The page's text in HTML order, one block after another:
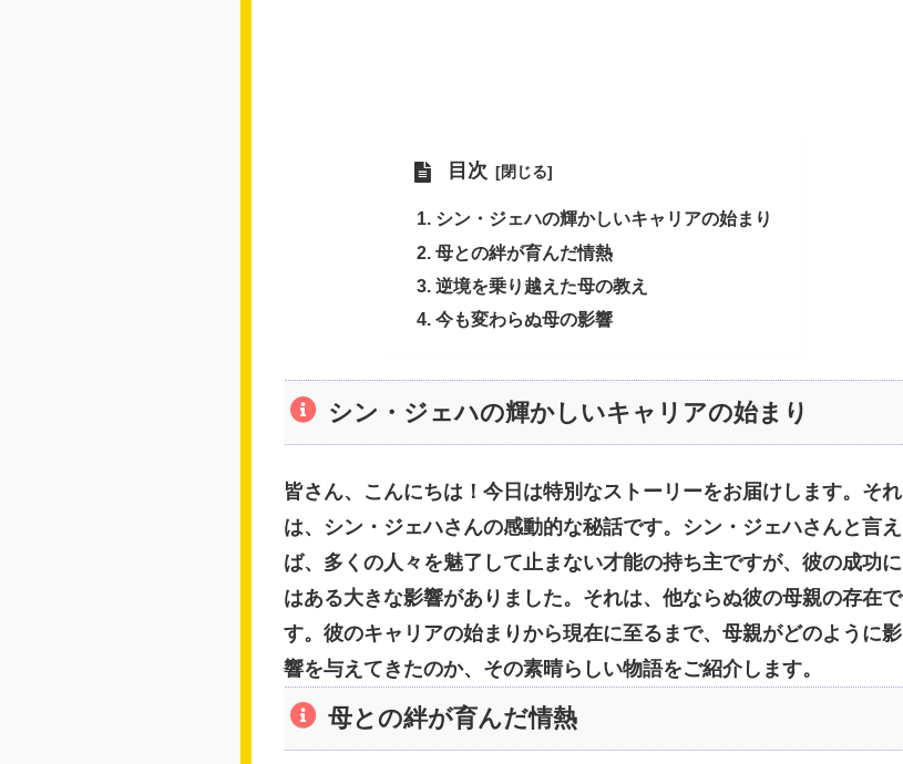
目次
シン・ジェハの輝かしいキャリアの始まり
母との絆が育んだ情熱
逆境を乗り越えた母の教え
今も変わらぬ母の影響
シン・ジェハの輝かしいキャリアの始まり
皆さん、こんにちは！今日は特別なストーリーをお届けします。それ
は、シン・ジェハさんの感動的な秘話です。シン・ジェハさんと言え
ば、多くの人々を魅了して止まない才能の持ち主ですが、彼の成功に
はある大きな影響がありました。それは、他ならぬ彼の母親の存在で
す。彼のキャリアの始まりから現在に至るまで、母親がどのように影
響を与えてきたのか、その素晴らしい物語をご紹介します。
母との絆が育んだ情熱